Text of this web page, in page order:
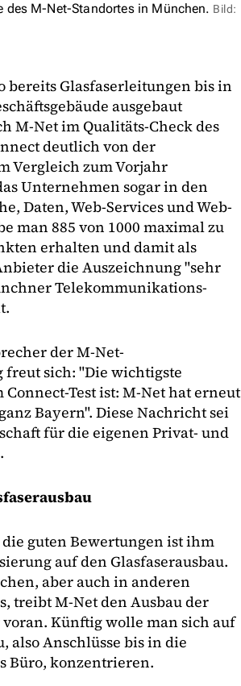
des M-Net-Standortes in München. Bild:
bereits Glasfaserleitungen bis in
ausgebaut
M-Net im Qualitäts-Check des
deutlich von der
Vergleich zum Vorjahr
Unternehmen sogar in den
Daten, Web-Services und Web-
man 885 von 1000 maximal zu
erhalten und damit als
die Auszeichnung "sehr
Telekommunikations-
der M-Net-
freut sich: "Die wichtigste
Connect-Test ist: M-Net hat erneut
Bayern". Diese Nachricht sei
für die eigenen Privat- und
guten Bewertungen ist ihm
auf den Glasfaserausbau.
aber auch in anderen
treibt M-Net den Ausbau der
Künftig wolle man sich auf
also Anschlüsse bis in die
Büro, konzentrieren.